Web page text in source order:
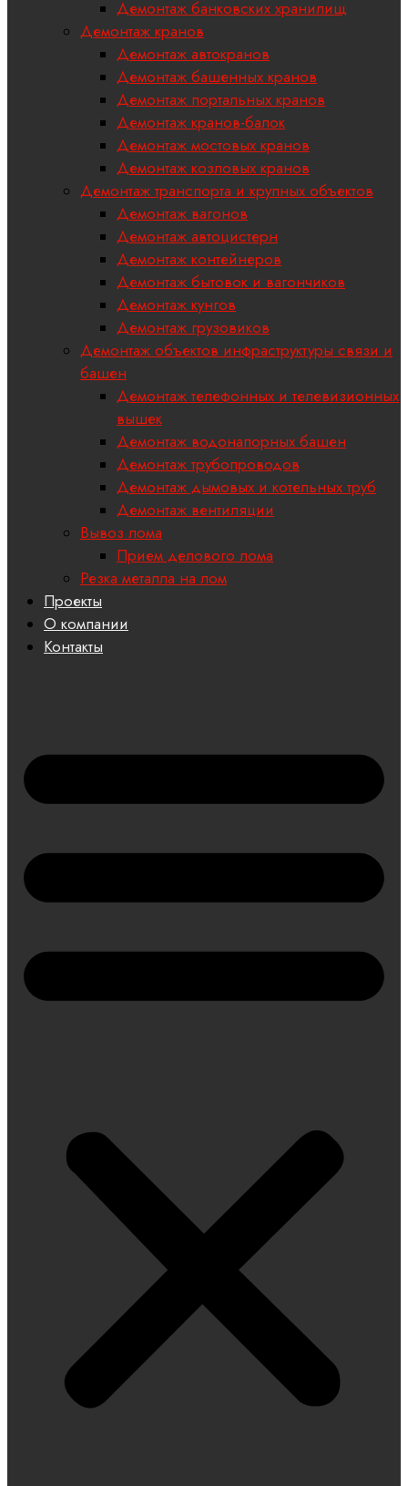
Демонтаж банковских хранилищ
Демонтаж кранов
Демонтаж автокранов
Демонтаж башенных кранов
Демонтаж портальных кранов
Демонтаж кранов-балок
Демонтаж мостовых кранов
Демонтаж козловых кранов
Демонтаж транспорта и крупных объектов
Демонтаж вагонов
Демонтаж автоцистерн
Демонтаж контейнеров
Демонтаж бытовок и вагончиков
Демонтаж кунгов
Демонтаж грузовиков
Демонтаж объектов инфраструктуры связи и
башен
Демонтаж телефонных и телевизионных
вышек
Демонтаж водонапорных башен
Демонтаж трубопроводов
Демонтаж дымовых и котельных труб
Демонтаж вентиляции
Вывоз лома
Прием делового лома
Резка металла на лом
Проекты
О компании
Контакты